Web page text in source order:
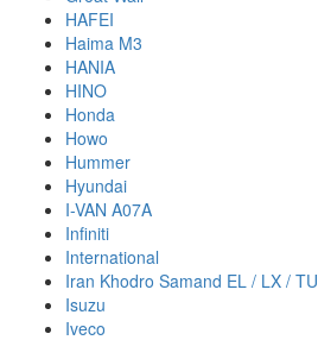
HAFEI
Haima M3
HANIA
HINO
Honda
Howo
Hummer
Hyundai
I-VAN A07A
Infiniti
International
Iran Khodro Samand EL / LX / TU
Isuzu
Iveco